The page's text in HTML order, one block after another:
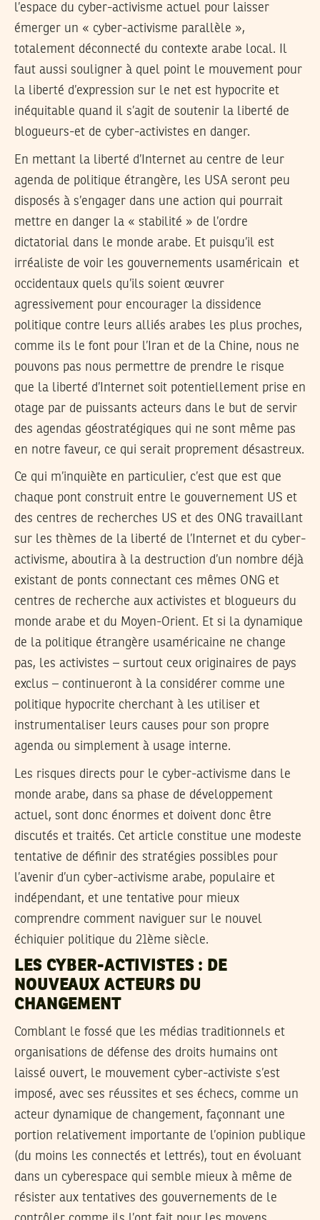
l’espace du cyber-activisme actuel pour laisser
émerger un « cyber-activisme parallèle »,
totalement déconnecté du contexte arabe local. Il
faut aussi souligner à quel point le mouvement pour
la liberté d’expression sur le net est hypocrite et
inéquitable quand il s’agit de soutenir la liberté de
blogueurs-et de cyber-activistes en danger.
En mettant la liberté d’Internet au centre de leur
agenda de politique étrangère, les USA seront peu
disposés à s’engager dans une action qui pourrait
mettre en danger la « stabilité » de l’ordre
dictatorial dans le monde arabe. Et puisqu’il est
irréaliste de voir les gouvernements usaméricain et
occidentaux quels qu’ils soient œuvrer
agressivement pour encourager la dissidence
politique contre leurs alliés arabes les plus proches,
comme ils le font pour l’Iran et de la Chine, nous ne
pouvons pas nous permettre de prendre le risque
que la liberté d’Internet soit potentiellement prise en
otage par de puissants acteurs dans le but de servir
des agendas géostratégiques qui ne sont même pas
en notre faveur, ce qui serait proprement désastreux.
Ce qui m’inquiète en particulier, c’est que est que
chaque pont construit entre le gouvernement US et
des centres de recherches US et des ONG travaillant
sur les thèmes de la liberté de l’Internet et du cyber-
activisme, aboutira à la destruction d’un nombre déjà
existant de ponts connectant ces mêmes ONG et
centres de recherche aux activistes et blogueurs du
monde arabe et du Moyen-Orient. Et si la dynamique
de la politique étrangère usaméricaine ne change
pas, les activistes – surtout ceux originaires de pays
exclus – continueront à la considérer comme une
politique hypocrite cherchant à les utiliser et
instrumentaliser leurs causes pour son propre
agenda ou simplement à usage interne.
Les risques directs pour le cyber-activisme dans le
monde arabe, dans sa phase de développement
actuel, sont donc énormes et doivent donc être
discutés et traités. Cet article constitue une modeste
tentative de définir des stratégies possibles pour
l’avenir d’un cyber-activisme arabe, populaire et
indépendant, et une tentative pour mieux
comprendre comment naviguer sur le nouvel
échiquier politique du 21ème siècle.
LES CYBER-ACTIVISTES : DE
NOUVEAUX ACTEURS DU
CHANGEMENT
Comblant le fossé que les médias traditionnels et
organisations de défense des droits humains ont
laissé ouvert, le mouvement cyber-activiste s’est
imposé, avec ses réussites et ses échecs, comme un
acteur dynamique de changement, façonnant une
portion relativement importante de l’opinion publique
(du moins les connectés et lettrés), tout en évoluant
dans un cyberespace qui semble mieux à même de
résister aux tentatives des gouvernements de le